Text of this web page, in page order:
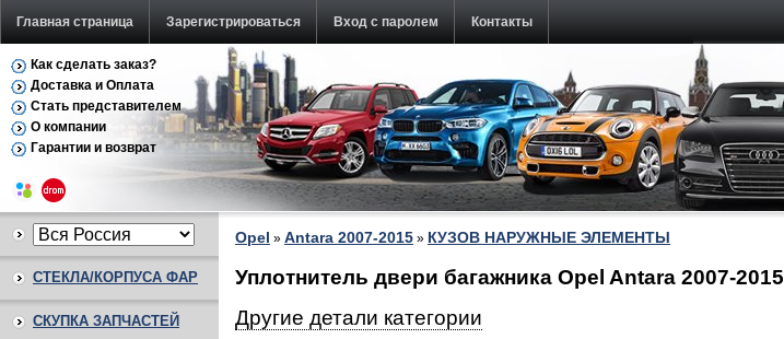
Главная страница Зарегистрироваться Вход с паролем Контакты
Как сделать заказ?
Доставка и Оплата
Стать представителем
О компании
Гарантии и возврат
СТЕКЛА/КОРПУСА ФАР
СКУПКА ЗАПЧАСТЕЙ
Opel » Antara 2007-2015 » КУЗОВ НАРУЖНЫЕ ЭЛЕМЕНТЫ
Уплотнитель двери багажника Opel Antara 2007-2015
Другие детали категории